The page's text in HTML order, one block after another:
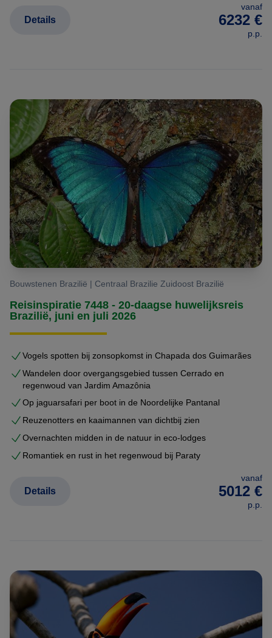
vanaf
6232 €
p.p.
Details
Bouwstenen Brazilië | Centraal Brazilie Zuidoost Brazilië
Reisinspiratie 7448 - 20-daagse huwelijksreis
Brazilië, juni en juli 2026
Vogels spotten bij zonsopkomst in Chapada dos Guimarães
Wandelen door overgangsgebied tussen Cerrado en
regenwoud van Jardim Amazônia
Op jaguarsafari per boot in de Noordelijke Pantanal
Reuzenotters en kaaimannen van dichtbij zien
Overnachten midden in de natuur in eco-lodges
Romantiek en rust in het regenwoud bij Paraty
vanaf
5012 €
p.p.
Details